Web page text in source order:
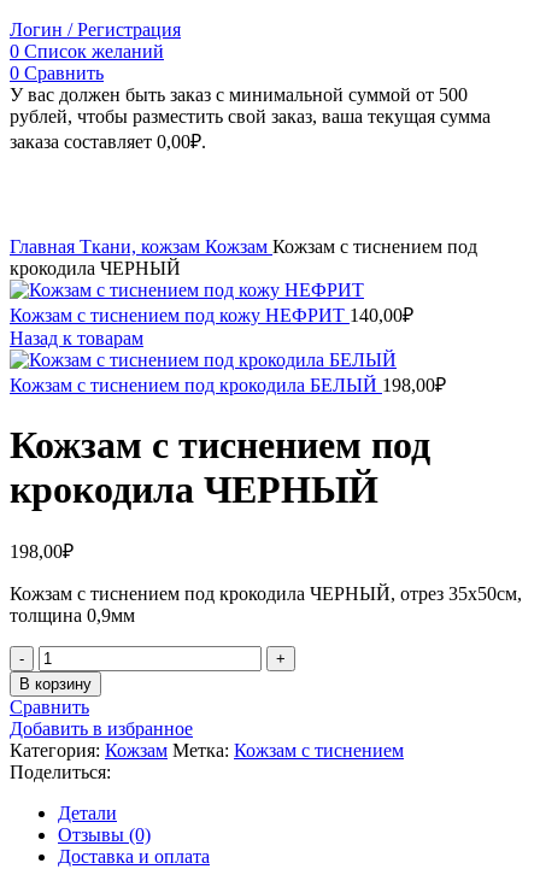
Логин / Регистрация
0 Список желаний
0 Сравнить
У вас должен быть заказ с минимальной суммой от 500
рублей, чтобы разместить свой заказ, ваша текущая сумма
заказа составляет 0,00₽.
Главная Ткани, кожзам Кожзам Кожзам с тиснением под
крокодила ЧЕРНЫЙ
Кожзам с тиснением под кожу НЕФРИТ 140,00₽
Назад к товарам
Кожзам с тиснением под крокодила БЕЛЫЙ 198,00₽
Кожзам с тиснением под
крокодила ЧЕРНЫЙ
198,00₽
Кожзам с тиснением под крокодила ЧЕРНЫЙ, отрез 35х50см,
толщина 0,9мм
Количество
товара
Кожзам
с
тиснением
под
крокодила
ЧЕРНЫЙ
В корзину
Сравнить
Добавить в избранное
Категория: Кожзам Метка: Кожзам с тиснением
Поделиться:
Детали
Отзывы (0)
Доставка и оплата